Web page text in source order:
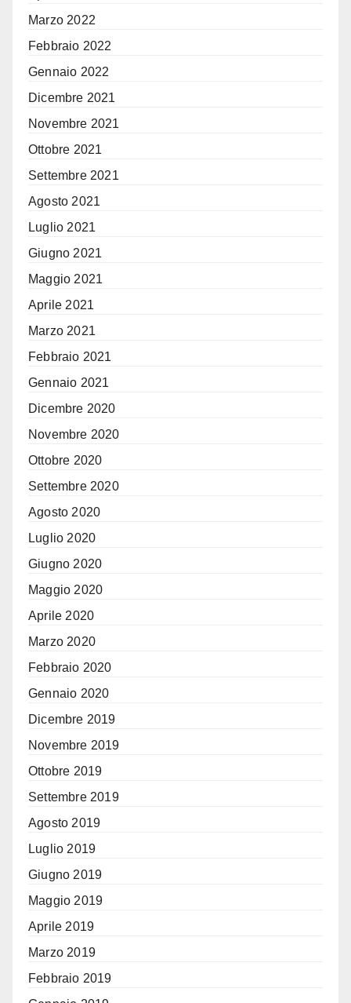
Marzo 2022
Febbraio 2022
Gennaio 2022
Dicembre 2021
Novembre 2021
Ottobre 2021
Settembre 2021
Agosto 2021
Luglio 2021
Giugno 2021
Maggio 2021
Aprile 2021
Marzo 2021
Febbraio 2021
Gennaio 2021
Dicembre 2020
Novembre 2020
Ottobre 2020
Settembre 2020
Agosto 2020
Luglio 2020
Giugno 2020
Maggio 2020
Aprile 2020
Marzo 2020
Febbraio 2020
Gennaio 2020
Dicembre 2019
Novembre 2019
Ottobre 2019
Settembre 2019
Agosto 2019
Luglio 2019
Giugno 2019
Maggio 2019
Aprile 2019
Marzo 2019
Febbraio 2019